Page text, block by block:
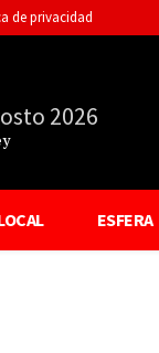
de privacidad
2026
ESFERA